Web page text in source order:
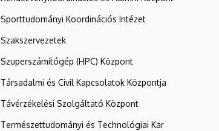
Sporttudományi Koordinációs Intézet
Szakszervezetek
Szuperszámítógép (HPC) Központ
Társadalmi és Civil Kapcsolatok Központja
Távérzékelési Szolgáltató Központ
Természettudományi és Technológiai Kar